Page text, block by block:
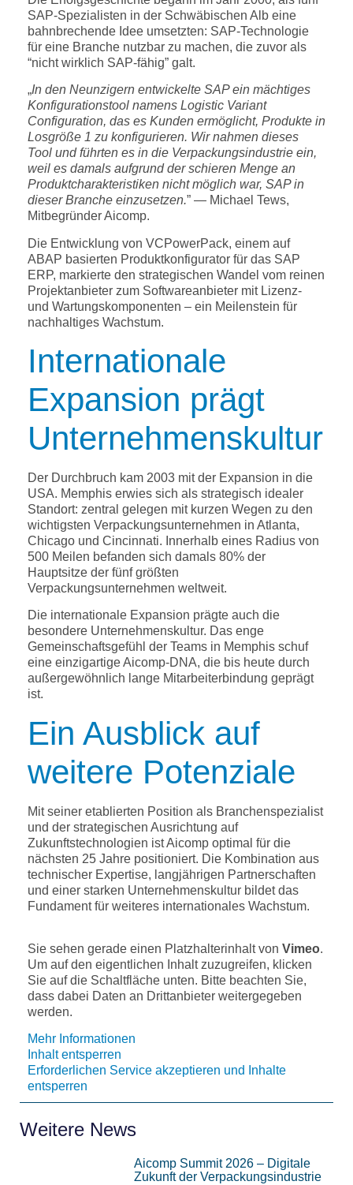
SAP-Spezialisten in der Schwäbischen Alb eine
bahnbrechende Idee umsetzten: SAP-Technologie
für eine Branche nutzbar zu machen, die zuvor als
“nicht wirklich SAP-fähig” galt.
„In den Neunzigern entwickelte SAP ein mächtiges
Konfigurationstool namens Logistic Variant
Configuration, das es Kunden ermöglicht, Produkte in
Losgröße 1 zu konfigurieren. Wir nahmen dieses
Tool und führten es in die Verpackungsindustrie ein,
weil es damals aufgrund der schieren Menge an
Produktcharakteristiken nicht möglich war, SAP in
dieser Branche einzusetzen.” — Michael Tews,
Mitbegründer Aicomp.
Die Entwicklung von VCPowerPack, einem auf
ABAP basierten Produktkonfigurator für das SAP
ERP, markierte den strategischen Wandel vom reinen
Projektanbieter zum Softwareanbieter mit Lizenz-
und Wartungskomponenten – ein Meilenstein für
nachhaltiges Wachstum.
Internationale
Expansion prägt
Unternehmenskultur
Der Durchbruch kam 2003 mit der Expansion in die
USA. Memphis erwies sich als strategisch idealer
Standort: zentral gelegen mit kurzen Wegen zu den
wichtigsten Verpackungsunternehmen in Atlanta,
Chicago und Cincinnati. Innerhalb eines Radius von
500 Meilen befanden sich damals 80% der
Hauptsitze der fünf größten
Verpackungsunternehmen weltweit.
Die internationale Expansion prägte auch die
besondere Unternehmenskultur. Das enge
Gemeinschaftsgefühl der Teams in Memphis schuf
eine einzigartige Aicomp-DNA, die bis heute durch
außergewöhnlich lange Mitarbeiterbindung geprägt
ist.
Ein Ausblick auf
weitere Potenziale
Mit seiner etablierten Position als Branchenspezialist
und der strategischen Ausrichtung auf
Zukunftstechnologien ist Aicomp optimal für die
nächsten 25 Jahre positioniert. Die Kombination aus
technischer Expertise, langjährigen Partnerschaften
und einer starken Unternehmenskultur bildet das
Fundament für weiteres internationales Wachstum.
Sie sehen gerade einen Platzhalterinhalt von Vimeo.
Um auf den eigentlichen Inhalt zuzugreifen, klicken
Sie auf die Schaltfläche unten. Bitte beachten Sie,
dass dabei Daten an Drittanbieter weitergegeben
werden.
Mehr Informationen
Inhalt entsperren
Erforderlichen Service akzeptieren und Inhalte
entsperren
Weitere News
Aicomp Summit 2026 – Digitale
Zukunft der Verpackungsindustrie